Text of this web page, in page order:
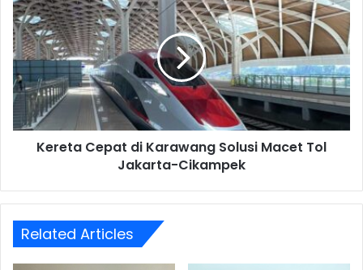
Cepat
di
Karawang
Solusi
Macet
Tol
Jakarta-
Cikampek
Kereta Cepat di Karawang Solusi Macet Tol
Jakarta-Cikampek
Related Articles